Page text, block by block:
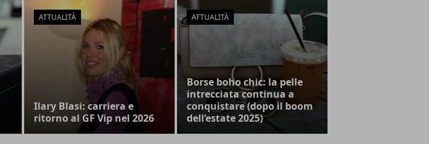
ATTUALITÀ
Ilary Blasi: carriera e
ritorno al GF Vip nel 2026
ATTUALITÀ
Borse boho chic: la pelle
intrecciata continua a
conquistare (dopo il boom
dell’estate 2025)